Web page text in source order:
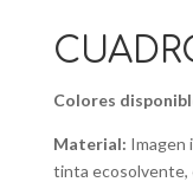
Colores
Material: Imagen
tinta ecosolvente,